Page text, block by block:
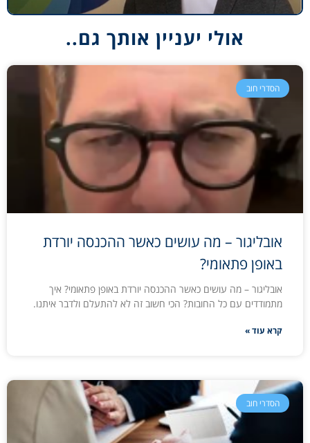
אולי יעניין אותך גם..
הסדרי חוב
אובליגור – מה עושים כאשר ההכנסה יורדת
באופן פתאומי?
אובליגור – מה עושים כאשר ההכנסה יורדת באופן פתאומי? איך
מתמודדים עם כל החובות? הכי חשוב זה לא להתעלם ולדבר איתנו.
קרא עוד »
הסדרי חוב